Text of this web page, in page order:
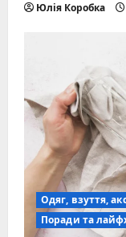
Юлія Коробка
Одяг, взуття,
Поради та